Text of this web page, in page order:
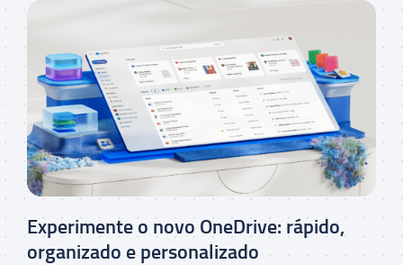
Experimente o novo OneDrive: rápido,
organizado e personalizado